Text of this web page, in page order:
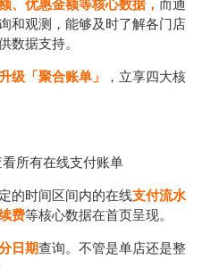
和观测，能够及时了解各门店
数据支持。
级「聚合账单」
，立享四大核
所有在线支付账单
的时间区间内的在线支付流水
费等核心数据在首页呈现。
日期查询。不管是单店还是整